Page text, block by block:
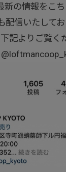
新の情報をこ
配信いたしてお
記よりご覧く